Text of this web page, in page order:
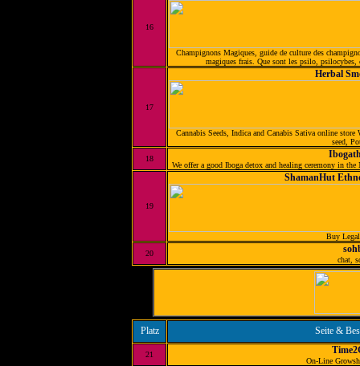
16
Champignons Magiques, guide de culture des
magiques frais. Que sont les psilo,
17
Herbal
Cannabis Seeds, Indica and Canabis Sativa online store
seed,
18
We offer a good Iboga detox and healing ceremony in
19
ShamanHut
Buy
20
chat,
Platz Seite &
21
On-Line